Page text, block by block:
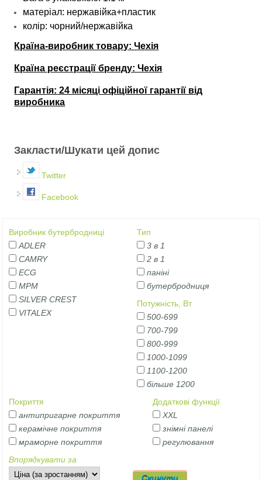
матеріал: нержавійка+пластик
колір: чорний/нержавійка
Країна-виробник товару: Чехія
Країна реєстрації бренду: Чехія
Гарантія: 24 місяці офіційної гарантії від
виробника
Закласти/Шукати цей допис
Twitter
Facebook
Виробник бутербродниці
ADLER
CAMRY
ECG
MPM
SILVER CREST
VITALEX
Тип
3 в 1
2 в 1
паніні
бутербродниця
Потужність, Вт
500-699
700-799
800-999
1000-1099
1100-1200
більше 1200
Покриття
антипригарне покриття
керамічне покриття
мраморне покриття
Додаткові функції
XXL
знімні панелі
регулювання
Впорядкувати за